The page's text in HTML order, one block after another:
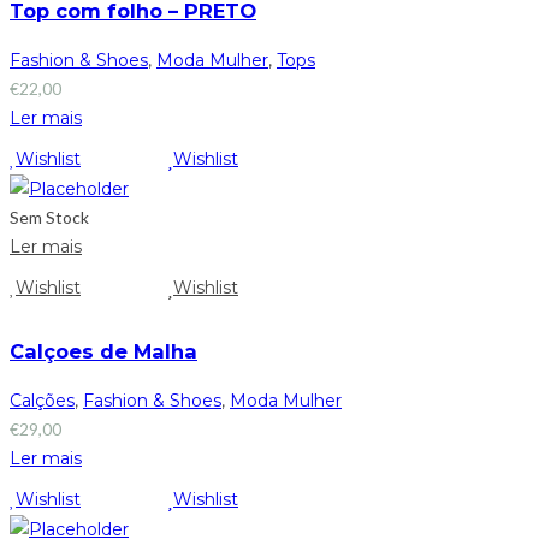
Top com folho – PRETO
Fashion & Shoes, Moda Mulher, Tops
€22,00
Ler mais
Wishlist
Wishlist
Sem Stock
Ler mais
Wishlist
Wishlist
Calçoes de Malha
Calções, Fashion & Shoes, Moda Mulher
€29,00
Ler mais
Wishlist
Wishlist